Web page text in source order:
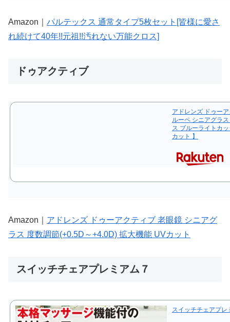
Amazon｜ パルテックス 通常タイプ5枚セット[皆様に愛さ
れ続けて40年!!元祖!!汚れない万能クロス]
ドゥアクティブ
アドレンズ ドゥー
ルーペ シニアグラ
ス ブルーライトカ
カット 】
Amazon｜ アドレンズ ドゥーアクティブ 老眼鏡 シニアグ
ラス 度数調節(+0.5D～+4.0D) 拡大機能 UVカット
スイッチチェアプレミアム７
スイッチチェアプ